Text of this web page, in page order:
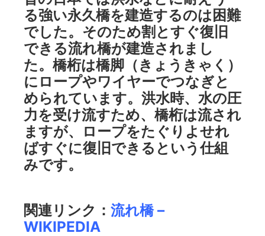
る強い永久橋を建造するのは困難
でした。そのため割とすぐ復旧
できる流れ橋が建造されまし
た。橋桁は橋脚（きょうきゃく）
にロープやワイヤーでつなぎと
められています。洪水時、水の圧
力を受け流すため、橋桁は流され
ますが、ロープをたぐりよせれ
ばすぐに復旧できるという仕組
みです。
関連リンク： 流れ橋 –
WIKIPEDIA